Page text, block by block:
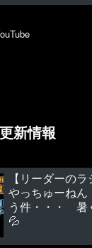
新情報
【リーダーの
やっちゅーね
う件・・・ 暑
💦